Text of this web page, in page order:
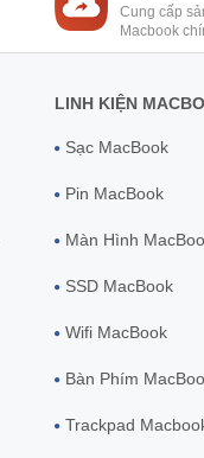
Cung cấp
Macbook
LINH KIỆN
Sạc MacBook
Pin MacBook
Màn Hình
SSD MacBook
Wifi MacBook
Bàn Phím
Trackpad